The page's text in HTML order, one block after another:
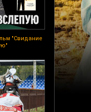
"Свидание